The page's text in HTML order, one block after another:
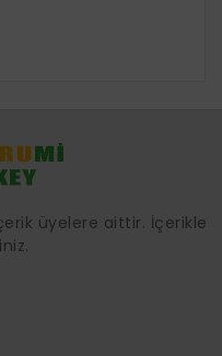
üyelere aittir. İçerikle